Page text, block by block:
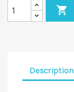

Description